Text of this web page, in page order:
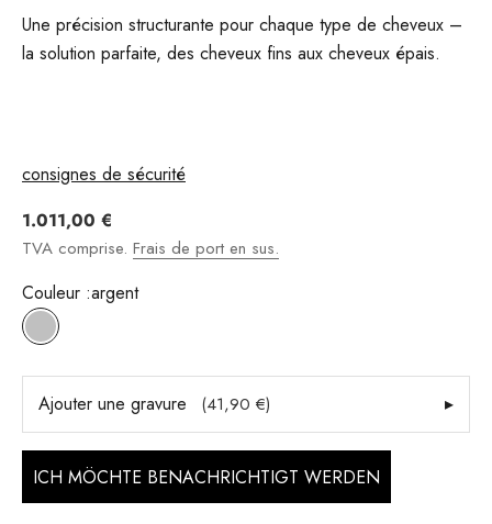
Une précision structurante pour chaque type de cheveux –
la solution parfaite, des cheveux fins aux cheveux épais.
consignes de sécurité
Angebot
1.011,00 €
TVA comprise. Frais de port en sus.
Couleur :argent
argent
Ajouter une gravure (41,90 €) ▸
ICH MÖCHTE BENACHRICHTIGT WERDEN